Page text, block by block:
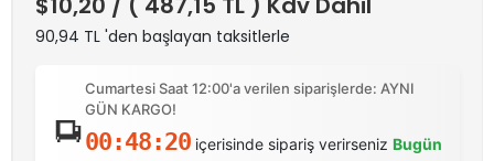
90,94 TL 'den başlayan taksitlerle
Cumartesi Saat 12:00'a verilen siparişlerde: AYNI
GÜN KARGO!
00:48:20içerisinde sipariş verirseniz Bugün